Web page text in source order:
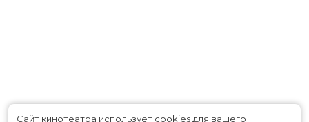
Сайт кинотеатра использует cookies для вашего